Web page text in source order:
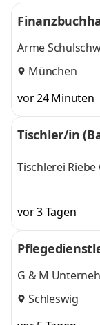
Arme
FrauMünchen
vor 24 Minuten
Tischler/in
Tischlerei Riebe
vor 3 Tagen
G & M
Schleswig